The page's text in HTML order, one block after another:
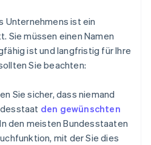
Unternehmens ist ein
Sie müssen einen Namen
ist und langfristig für Ihre
Sie beachten:
Sie sicher, dass niemand
den gewünschten
den meisten Bundesstaaten
mit der Sie dies